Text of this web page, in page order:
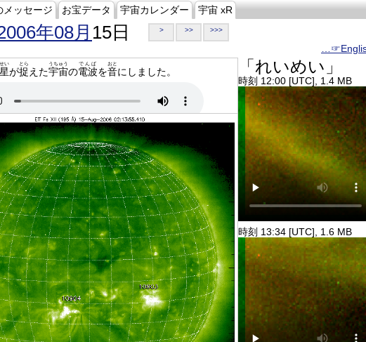
メッセージ お宝データ 宇宙カレンダー 宇宙 xR
年08月 15日 > >> >>>
い
が捉
とら
えた宇宙
うちゅう
の電波
でんぱ
を音
おと
にしました。 「れいめい」
時刻 12:00 [UTC], 1.4 MB
時刻 13:34 [UTC], 1.6 MB